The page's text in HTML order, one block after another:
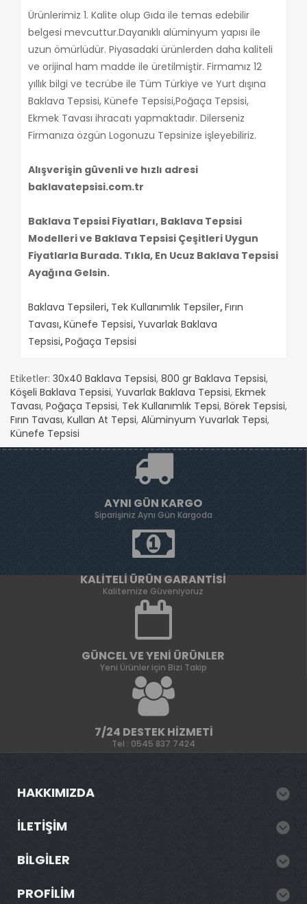
Ürünlerimiz 1. Kalite olup Gıda ile temas edebilir
belgesi mevcuttur.Dayanıklı alüminyum yapısı ile
uzun ömürlüdür. Piyasadaki ürünlerden daha kaliteli
ve orijinal ham madde ile üretilmiştir. Firmamız 12
yıllık bilgi ve tecrübe ile Tüm Türkiye ve Yurt dışına
Baklava Tepsisi, Künefe Tepsisi,Poğaça Tepsisi,
Ekmek Tavası ihracatı yapmaktadır. Dilerseniz
Firmanıza özgün Logonuzu Tepsinize işleyebiliriz.
Alışverişin güvenli ve hızlı adresi
baklavatepsisi.com.tr
Baklava Tepsisi Fiyatları, Baklava Tepsisi
Modelleri ve Baklava Tepsisi Çeşitleri Uygun
Fiyatlarla Burada. Tıkla, En Ucuz Baklava Tepsisi
Ayağına Gelsin.
Baklava Tepsileri, Tek Kullanımlık Tepsiler,Fırın
Tavası,Künefe Tepsisi,Yuvarlak Baklava
Tepsisi,Poğaça Tepsisi
Etiketler: 30x40 Baklava Tepsisi, 800 gr Baklava Tepsisi,
Köşeli Baklava Tepsisi, Yuvarlak Baklava Tepsisi, Ekmek
Tavası, Poğaça Tepsisi, Tek Kullanımlık Tepsi, Börek Tepsisi,
Fırın Tavası, Kullan At Tepsi, Alüminyum Yuvarlak Tepsi,
Künefe Tepsisi
AYNI GÜN KARGO
Siparişiniz Aynı Gün Kargoda
KALITELI ÜRÜN GARANTISI
Kalitemize Güveniyoruz
GÜNCEL VE YENI ÜRÜNLER
Yeni Ürünler için Bizi Takip
7/24 DESTEK HIZMETI
Tel : 0545 837 7424
HAKKIMIZDA
İLETIŞIM
BILGILER
PROFILIM